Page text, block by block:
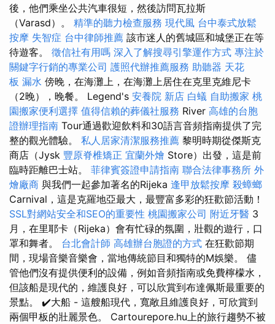
後，他們乘坐公共汽車很短，然後訪問瓦拉斯
（Varasd）。 精準的聽力檢查服務 現代風 台中泰式放鬆
按摩 失智症 台中律師推薦 該市迷人的舊城區和城堡正在等
待遊客。 徵信社有用嗎 深入了解搜尋引擎運作方式 專注於
關鍵字行銷的專業公司 護照代辦推薦服務 助聽器 天花
板 漏水 傍晚，在海灘上，在海灘上居住在克里克維尼卡
（2晚），晚餐。 Legend's 安養院 新店 白蟻 自助搬家 桃
園搬家便利選擇 值得信賴的葬儀社服務 River 高雄的台胞
證辦理指南 Tour通過歡迎飲料和30語言音頻指南提供了完
整的觀光體驗。 私人居家清潔服務推薦 黎明時期從傑斯克
商店（Jysk 豐原脊椎矯正 宜蘭外燴 Store）出發，這是前
臨時距離巴士站。 菲律賓簽證申請指南 聯合法律事務所 外
燴廠商 與我們一起參加著名的Rijeka 逢甲放鬆按摩 殺蟑螂
Carnival，這是克羅地亞最大，最豐富多彩的狂歡節活動！
SSL對網站安全和SEO的重要性 桃園搬家公司 附近牙醫 3
月，在里耶卡（Rijeka）會有忙碌的氛圍，壯觀的遊行，口
罩和舞者。 台北會計師 高雄辦台胞證的方式 在狂歡節期
間，現場音樂音樂會，當地傳統節目和獨特的M娛樂。 儘
管他們沒有提供便利的設備，例如音頻指南或免費檸檬水，
但該船是現代的，維護良好，可以欣賞到布達佩斯最重要的
景點。 ✔️大船 - 這艘船現代，寬敞且維護良好，可欣賞到
兩個甲板的壯麗景色。 Cartourepore.hu上的旅行趨勢不被